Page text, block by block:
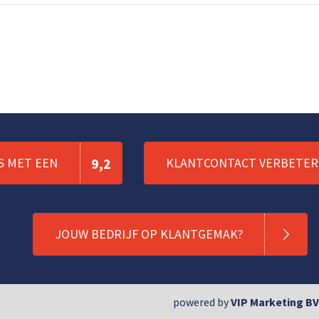
MET EEN 9,2 KLANTCONTACT
JOUW BEDRIJF OP KLANTGEMAK?
powered byVIP Marketing BV